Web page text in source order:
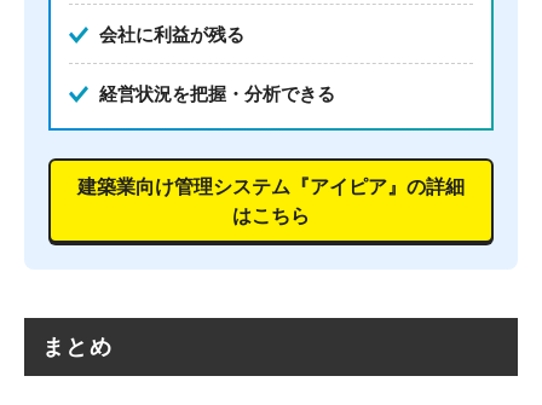
会社に利益が残る
経営状況を把握・分析できる
建築業向け管理システム『アイピア』の詳細
はこちら
まとめ